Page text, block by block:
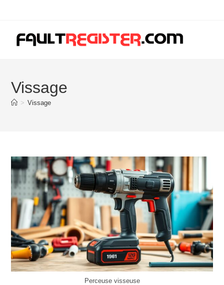
Vissage
> Vissage
Perceuse visseuse